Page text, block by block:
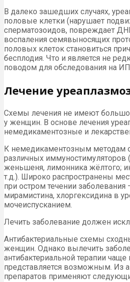
В далеко зашедших случаях,
половые клетки (нарушает
сперматозоидов, повреждает
воспаления семявыносящих
половых клеток становиться
бесплодия. Что и является не
поводом для обследования на
Лечение
Схемы лечения не имеют
у женщин. В основе лечения
немедикаментозные и
К немедикаментозным методам
различных иммуностимуляторов
женьшеня, лимонника жёлтого;
т.д.). Широко распространены
при остром течении заболевания
мирамистина, хлоргексидина в
мочеиспусканием.
Лечить заболевание должен
Антибактериальные схемы
женщин. Однако вылечить
антибактериальной терапии чаще
представляется возможным. Из
препаратов применяют